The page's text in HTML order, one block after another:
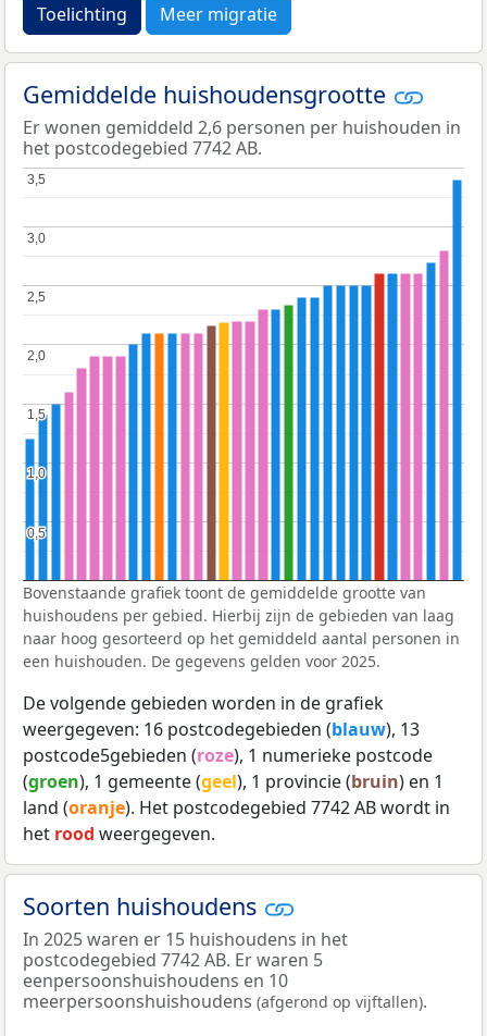
Toelichting Meer migratie
Gemiddelde huishoudensgrootte
Er wonen gemiddeld 2,6 personen per huishouden in
het postcodegebied 7742 AB.
0,5
0,5
1,0
1,0
1,5
1,5
2,0
2,0
2,5
2,5
3,0
3,0
3,5
3,5
Bovenstaande grafiek toont de gemiddelde grootte van
huishoudens per gebied. Hierbij zijn de gebieden van laag
naar hoog gesorteerd op het gemiddeld aantal personen in
een huishouden. De gegevens gelden voor 2025.
De volgende gebieden worden in de grafiek
weergegeven: 16 postcodegebieden (blauw), 13
postcode5gebieden (roze), 1 numerieke postcode
(groen), 1 gemeente (geel), 1 provincie (bruin) en 1
land (oranje). Het postcodegebied 7742 AB wordt in
het rood weergegeven.
Soorten huishoudens
In 2025 waren er 15 huishoudens in het
postcodegebied 7742 AB. Er waren 5
eenpersoonshuishoudens en 10
meerpersoonshuishoudens (afgerond op vijftallen).